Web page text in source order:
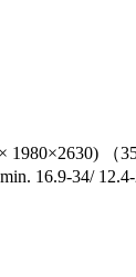
（
16.9-34/ 12.4-